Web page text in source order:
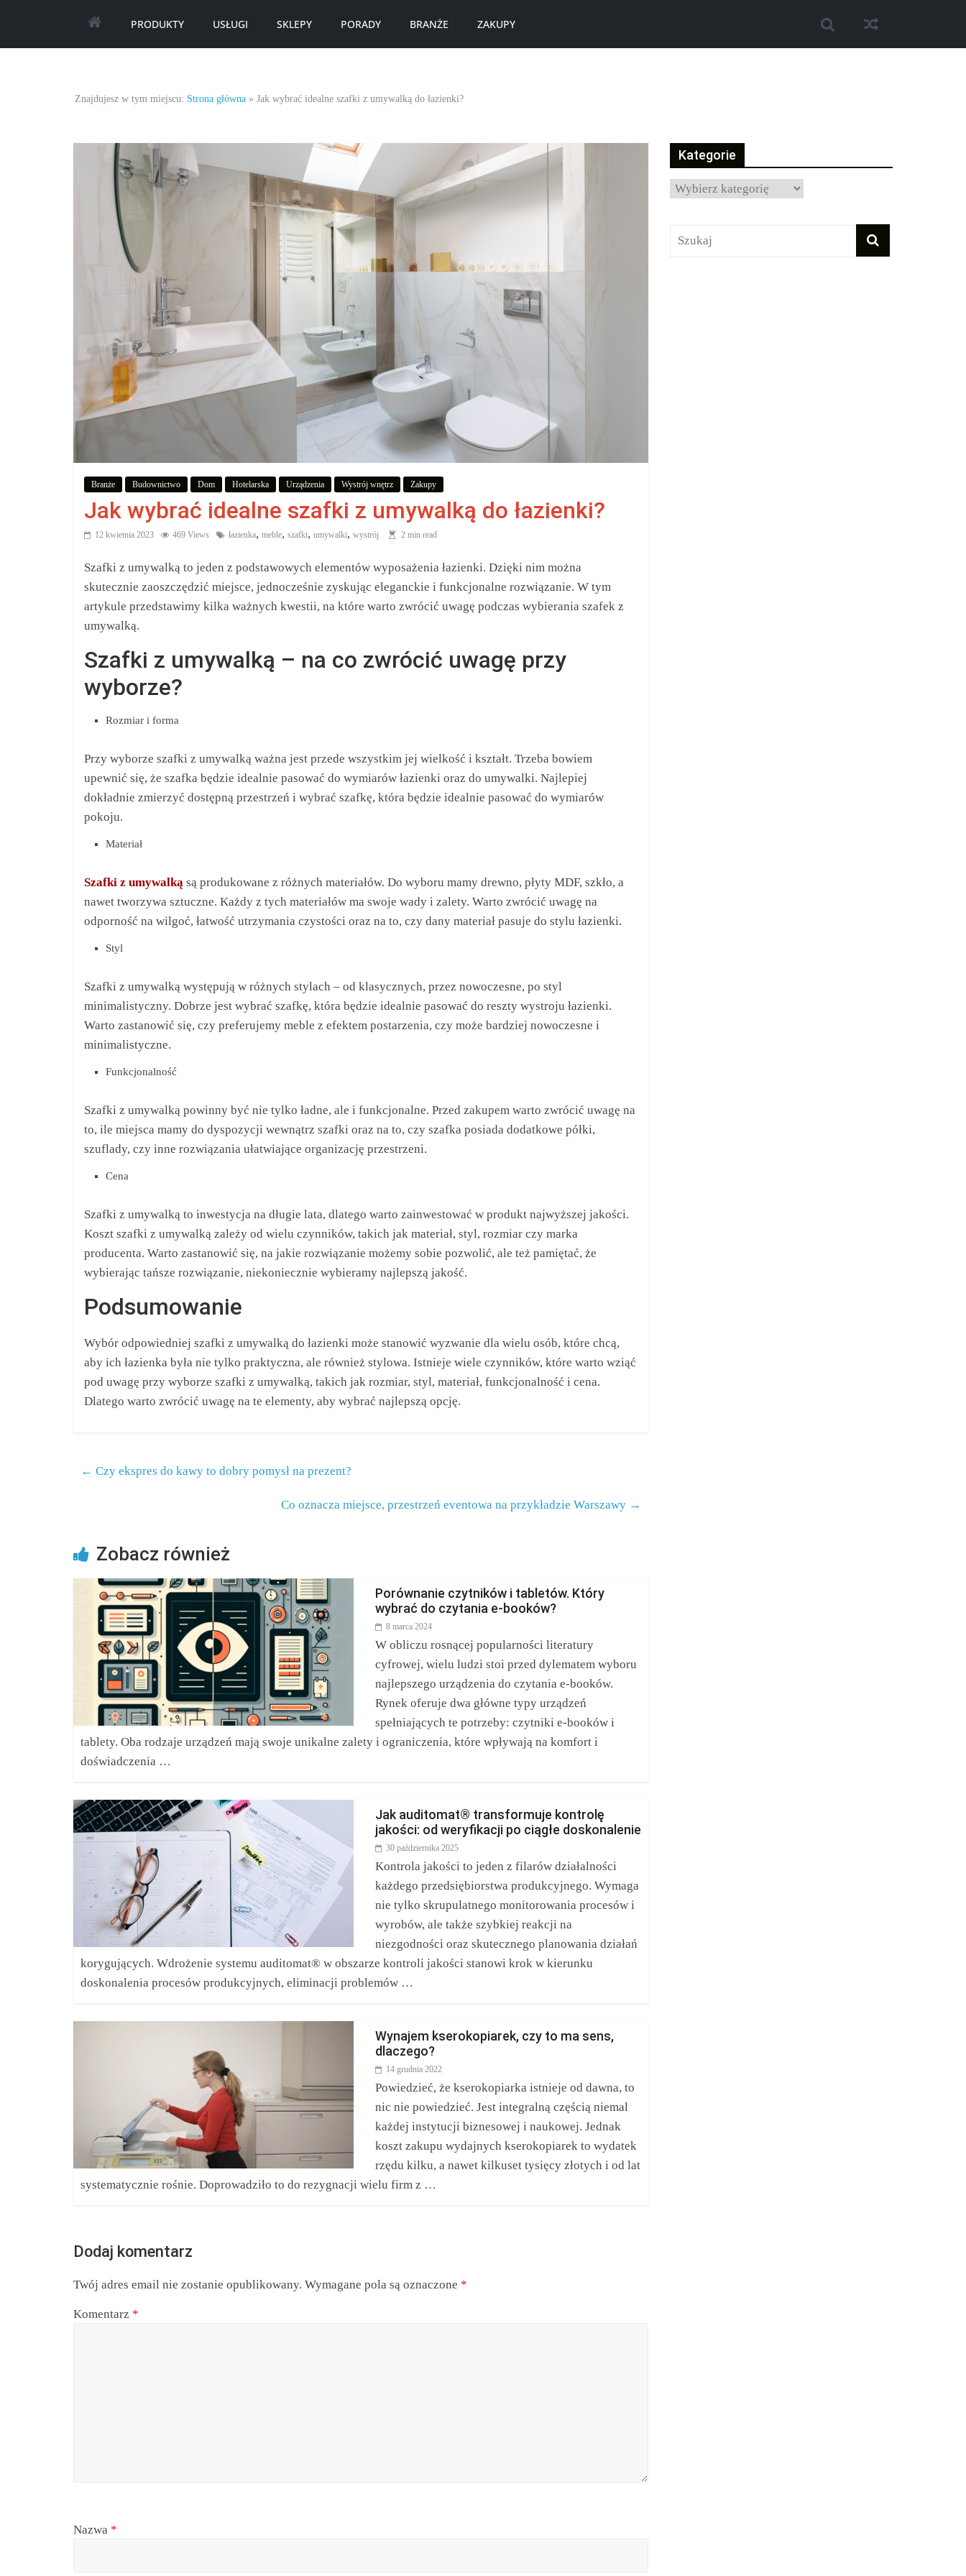
content
PRODUKTY USŁUGI SKLEPY PORADY BRANŻE ZAKUPY
Najlepsze
oraz
promocje.
Porady
dotyczące
zakupów,
aby
wiedzieć,
co
kupić.
Poznaj
co
jak
oraz
Znajdujesz w tym miejscu: Strona główna » Jak wybrać idealne szafki z umywalką do łazienki?
Branże Budownictwo Dom Hotelarska Urządzenia Wystrój wnętrz Zakupy
Jak wybrać idealne szafki z umywalką do łazienki?
12 kwietnia 2023 469 Views łazienka, meble, szafki, umywalki, wystrój 2 min read
Szafki z umywalką to jeden z podstawowych elementów wyposażenia łazienki. Dzięki nim można
skutecznie zaoszczędzić miejsce, jednocześnie zyskując eleganckie i funkcjonalne rozwiązanie. W tym
artykule przedstawimy kilka ważnych kwestii, na które warto zwrócić uwagę podczas wybierania szafek z
umywalką.
Szafki z umywalką – na co zwrócić uwagę przy
wyborze?
Rozmiar i forma
Przy wyborze szafki z umywalką ważna jest przede wszystkim jej wielkość i kształt. Trzeba bowiem
upewnić się, że szafka będzie idealnie pasować do wymiarów łazienki oraz do umywalki. Najlepiej
dokładnie zmierzyć dostępną przestrzeń i wybrać szafkę, która będzie idealnie pasować do wymiarów
pokoju.
Materiał
Szafki z umywalką są produkowane z różnych materiałów. Do wyboru mamy drewno, płyty MDF, szkło, a
nawet tworzywa sztuczne. Każdy z tych materiałów ma swoje wady i zalety. Warto zwrócić uwagę na
odporność na wilgoć, łatwość utrzymania czystości oraz na to, czy dany materiał pasuje do stylu łazienki.
Styl
Szafki z umywalką występują w różnych stylach – od klasycznych, przez nowoczesne, po styl
minimalistyczny. Dobrze jest wybrać szafkę, która będzie idealnie pasować do reszty wystroju łazienki.
Warto zastanowić się, czy preferujemy meble z efektem postarzenia, czy może bardziej nowoczesne i
minimalistyczne.
Funkcjonalność
Szafki z umywalką powinny być nie tylko ładne, ale i funkcjonalne. Przed zakupem warto zwrócić uwagę na
to, ile miejsca mamy do dyspozycji wewnątrz szafki oraz na to, czy szafka posiada dodatkowe półki,
szuflady, czy inne rozwiązania ułatwiające organizację przestrzeni.
Cena
Szafki z umywalką to inwestycja na długie lata, dlatego warto zainwestować w produkt najwyższej jakości.
Koszt szafki z umywalką zależy od wielu czynników, takich jak materiał, styl, rozmiar czy marka
producenta. Warto zastanowić się, na jakie rozwiązanie możemy sobie pozwolić, ale też pamiętać, że
wybierając tańsze rozwiązanie, niekoniecznie wybieramy najlepszą jakość.
Podsumowanie
Wybór odpowiedniej szafki z umywalką do łazienki może stanowić wyzwanie dla wielu osób, które chcą,
aby ich łazienka była nie tylko praktyczna, ale również stylowa. Istnieje wiele czynników, które warto wziąć
pod uwagę przy wyborze szafki z umywalką, takich jak rozmiar, styl, materiał, funkcjonalność i cena.
Dlatego warto zwrócić uwagę na te elementy, aby wybrać najlepszą opcję.
← Czy ekspres do kawy to dobry pomysł na prezent?
Co oznacza miejsce, przestrzeń eventowa na przykładzie Warszawy →
Zobacz również
Porównanie czytników i tabletów. Który
wybrać do czytania e-booków?
8 marca 2024
W obliczu rosnącej popularności literatury
cyfrowej, wielu ludzi stoi przed dylematem wyboru
najlepszego urządzenia do czytania e-booków.
Rynek oferuje dwa główne typy urządzeń
spełniających te potrzeby: czytniki e-booków i
tablety. Oba rodzaje urządzeń mają swoje unikalne zalety i ograniczenia, które wpływają na komfort i
doświadczenia …
Jak auditomat® transformuje kontrolę
jakości: od weryfikacji po ciągłe doskonalenie
30 października 2025
Kontrola jakości to jeden z filarów działalności
każdego przedsiębiorstwa produkcyjnego. Wymaga
nie tylko skrupulatnego monitorowania procesów i
wyrobów, ale także szybkiej reakcji na
niezgodności oraz skutecznego planowania działań
korygujących. Wdrożenie systemu auditomat® w obszarze kontroli jakości stanowi krok w kierunku
doskonalenia procesów produkcyjnych, eliminacji problemów …
Wynajem kserokopiarek, czy to ma sens,
dlaczego?
14 grudnia 2022
Powiedzieć, że kserokopiarka istnieje od dawna, to
nic nie powiedzieć. Jest integralną częścią niemal
każdej instytucji biznesowej i naukowej. Jednak
koszt zakupu wydajnych kserokopiarek to wydatek
rzędu kilku, a nawet kilkuset tysięcy złotych i od lat
systematycznie rośnie. Doprowadziło to do rezygnacji wielu firm z …
Dodaj komentarz
Twój adres email nie zostanie opublikowany. Wymagane pola są oznaczone *
Komentarz *
Nazwa *
Kategorie
Kategorie